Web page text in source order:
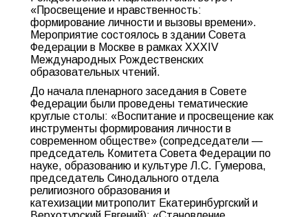
«Просвещение и нравственность:
формирование личности и вызовы времени».
Мероприятие состоялось в здании Совета
Федерации в Москве в рамках XXXIV
Международных Рождественских
образовательных чтений.
До начала пленарного заседания в Совете
Федерации были проведены тематические
круглые столы: «Воспитание и просвещение как
инструменты формирования личности в
современном обществе» (сопредседатели —
председатель Комитета Совета Федерации по
науке, образованию и культуре Л.С. Гумерова,
председатель Синодального отдела
религиозного образования и
катехизации митрополит Екатеринбургский и